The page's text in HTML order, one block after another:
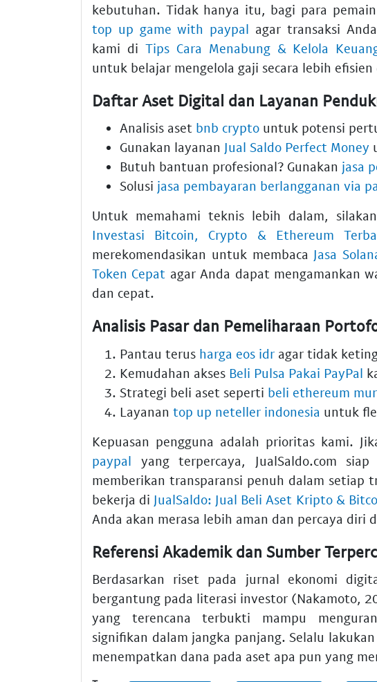
kebutuhan. Tidak hanya itu, bagi para
top up game with paypal agar transaksi
kami di Tips Cara Menabung & Kelola
untuk belajar mengelola gaji secara lebih
Daftar Aset Digital dan Layanan
Analisis aset bnb crypto untuk potensi
Gunakan layanan Jual Saldo Perfect Money
Butuh bantuan profesional? Gunakan jasa
Solusi jasa pembayaran berlangganan via
Untuk memahami teknis lebih dalam,
Investasi Bitcoin, Crypto & Ethereum
merekomendasikan untuk membaca Jasa
Token Cepat agar Anda dapat mengamankan
dan cepat.
Analisis Pasar dan Pemeliharaan
Pantau terus harga eos idr agar tidak
Kemudahan akses Beli Pulsa Pakai PayPal
Strategi beli aset seperti beli ethereum
Layanan top up neteller indonesia untuk
Kepuasan pengguna adalah prioritas kami.
paypal yang terpercaya, JualSaldo.com
memberikan transparansi penuh dalam setiap
bekerja di JualSaldo: Jual Beli Aset Kripto &
Anda akan merasa lebih aman dan percaya diri
Referensi Akademik dan Sumber
Berdasarkan riset pada jurnal ekonomi
bergantung pada literasi investor (Nakamoto,
yang terencana terbukti mampu
signifikan dalam jangka panjang. Selalu
menempatkan dana pada aset apa pun yang